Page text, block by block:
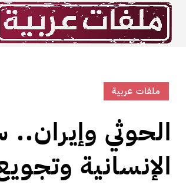
ملفات عربية
الحوثي
الإنسانية